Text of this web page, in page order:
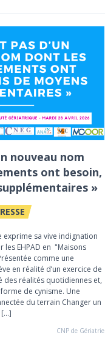
nouveau nom
ont besoin,
»
sa vive indignation
EHPAD en "Maisons
comme une
en réalité d’un exercice de
des réalités quotidiennes et,
de cynisme. Une
du terrain Changer un
[…]
CNP de Gériatrie